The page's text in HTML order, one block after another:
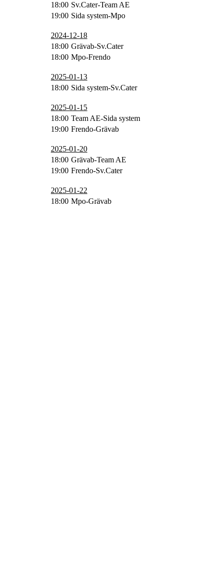
18:00 Sv.Cater-Team AE
19:00 Sida system-Mpo
2024-12-18
18:00 Grävab-Sv.Cater
18:00 Mpo-Frendo
2025-01-13
18:00 Sida system-Sv.Cater
2025-01-15
18:00 Team AE-Sida system
19:00 Frendo-Grävab
2025-01-20
18:00 Grävab-Team AE
19:00 Frendo-Sv.Cater
2025-01-22
18:00 Mpo-Grävab